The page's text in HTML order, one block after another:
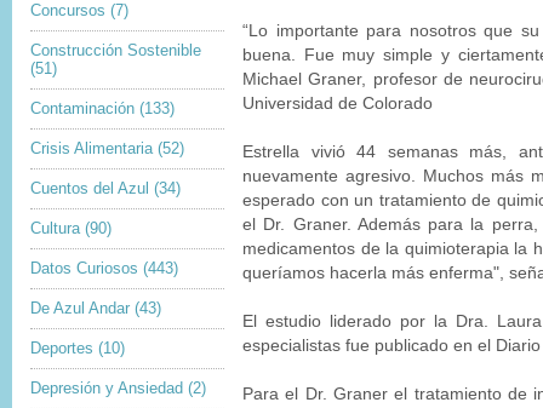
Concursos (7)
Construcción Sostenible
(51)
Contaminación (133)
Crisis Alimentaria (52)
Cuentos del Azul (34)
Cultura (90)
Datos Curiosos (443)
De Azul Andar (43)
Deportes (10)
Depresión y Ansiedad (2)
“Lo importante para nosotros que
buena. Fue muy simple y
Michael Graner, profesor de
Universidad de Colorado
Estrella vivió 44 semanas más,
nuevamente agresivo. Muchos más
esperado con un tratamiento de
el Dr. Graner. Además para la
medicamentos de la quimioterapia la
queríamos hacerla más enferma",
El estudio liderado por la Dra.
especialistas fue publicado en el
Para el Dr. Graner el tratamiento de